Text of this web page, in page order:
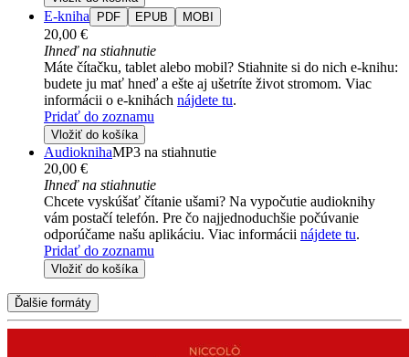
E-kniha PDF EPUB MOBI
20,00 €
Ihneď na stiahnutie
Máte čítačku, tablet alebo mobil? Stiahnite si do nich e-knihu:
budete ju mať hneď a ešte aj ušetríte život stromom. Viac
informácii o e-knihách nájdete tu.
Pridať do zoznamu
Vložiť do košíka
AudioknihaMP3 na stiahnutie
20,00 €
Ihneď na stiahnutie
Chcete vyskúšať čítanie ušami? Na vypočutie audioknihy
vám postačí telefón. Pre čo najjednoduchšie počúvanie
odporúčame našu aplikáciu. Viac informácii nájdete tu.
Pridať do zoznamu
Vložiť do košíka
Ďalšie formáty